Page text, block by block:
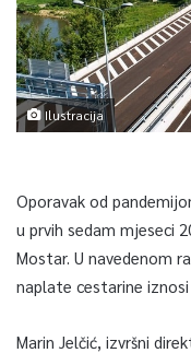
Ilustracija
Oporavak od
u prvih sedam mjeseci
Mostar. U navedenom
naplate cestarine iznosi
Marin Jelčić, izvršni